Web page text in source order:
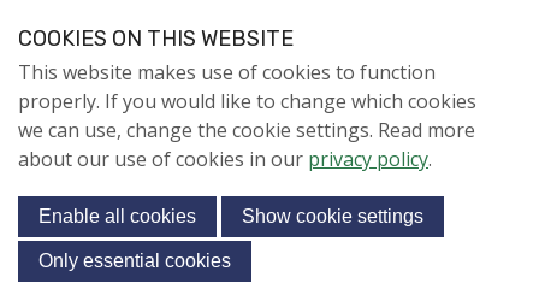
Contact
Menu
NIEUWS
NAPNIEUWS
Aanmelden voor de
nieuwsbrief
NIEUWSARCHIEF
COOKIES ON THIS WEBSITE
This website makes use of cookies to function
properly. If you would like to change which cookies
we can use, change the cookie settings. Read more
about our use of cookies in our privacy policy.
Enable all cookies Show cookie settings
Only essential cookies